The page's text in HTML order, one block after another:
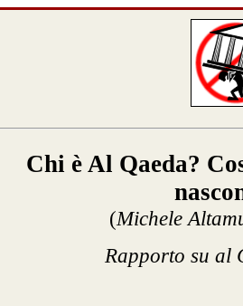
Chi è Al Qaeda?
(Michele
Rapporto su al